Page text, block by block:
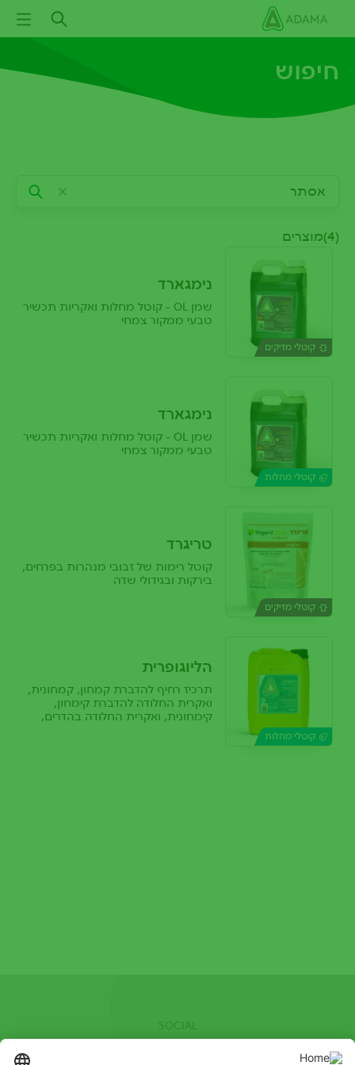
לתוכן
חיפוש
(4)מוצרים
קוטלי מזיקים
נימגארד
שמן OL - קוטל מחלות ואקריות תכשיר
טבעי ממקור צמחי
קוטלי מחלות
נימגארד
שמן OL - קוטל מחלות ואקריות תכשיר
טבעי ממקור צמחי
קוטלי מזיקים
טריגרד
קוטל רימות של זבובי מנהרות בפרחים,
בירקות ובגידולי שדה
קוטלי מחלות
הליוגופרית
תרכיז רחיף להדברת קמחון, קמחונית,
ואקרית החלודה להדברת קימחון,
קימחונית, ואקרית החלודה בהדרים,
SOCIAL